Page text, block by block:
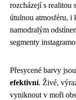
rozcházejí s realitou
útulnou atmosféru, i
namodralým
segmenty
Přesycené barvy
efektivní. Živé,
vyniknout v moři